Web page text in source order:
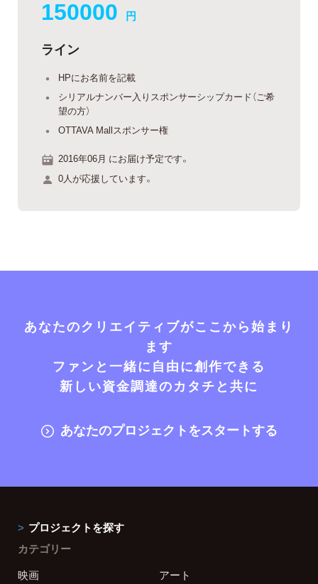
150000 円
ライン
HPにお名前を記載
シリアルナンバー入りスポンサーシップカード（ご希
望の方）
OTTAVA Mallスポンサー権
2016年06月 にお届け予定です。
0人が応援しています。
あなたのクリエイティブがここから始まり
ます
ファンと一緒に自由に創作できる
新しい資金調達のカタチと共に
あなたのプロジェクトをスタートする
プロジェクトを探す
カテゴリー
映画
アート